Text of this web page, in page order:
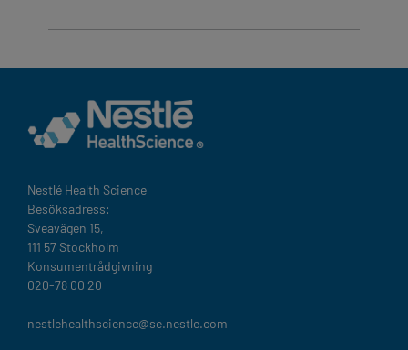
Nestlé Health Science​
Besöksadress:
Sveavägen 15,
111 57 Stockholm
Konsumentrådgivning
020-78 00 20
nestlehealthscience@se.nestle.com​